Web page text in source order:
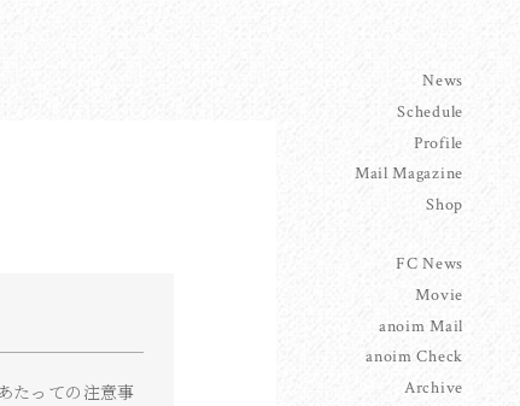
News
Schedule
Profile
Mail Magazine
Shop
FC News
Movie
anoim Mail
anoim Check
Archive
たっての注意事